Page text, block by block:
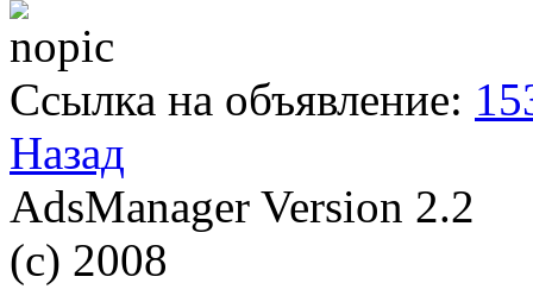
Ссылка на объявление:
Назад
AdsManager Version 2.2
(c) 2008